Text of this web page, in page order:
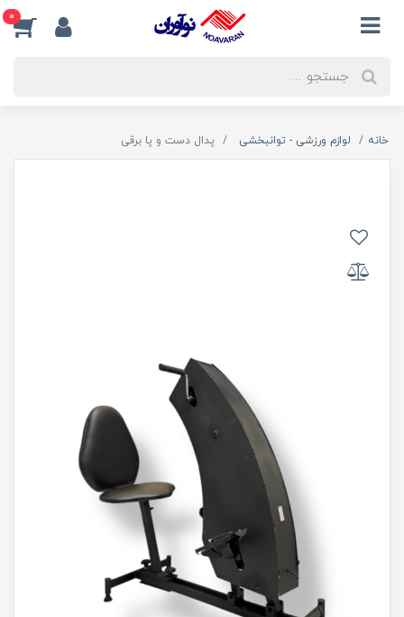
0
خانه لوازم ورزشی - توانبخشی پدال دست و پا برقی